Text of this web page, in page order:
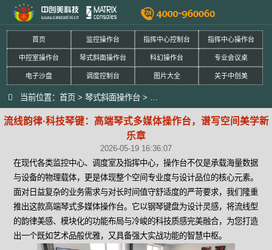
首页 监控操作台 指挥中心控制台 指挥中心操作台
中控室操作台 琴式斜面操作台 科幻操作台 专业会议桌
电子沙盘 调度控制台 图片大全 关于中创美
当前位置：首页 > 琴式斜面操作台 > 流线韵律·科技琴键：高端琴式多
流线韵律·科技琴键：高端琴式多媒体操作台，谱写空间美学新
乐章
2026-05-19 16:36:07
在现代各类监控中心、调度室及指挥中心，操作台不仅是承载海量数据
与设备的物理载体，更是体现整个空间专业度与设计品位的核心元素。
面对日益复杂的业务需求与对长时间值守舒适度的严苛要求，我们隆重
推出这款高端琴式多媒体操作台。它以钢琴键盘为设计灵感，将流线型
的韵律美感、模块化的功能布局与冷峻的科技质感完美融合，为您打造
出一个既如艺术品般优雅，又具备强大实战功能的智慧中枢。